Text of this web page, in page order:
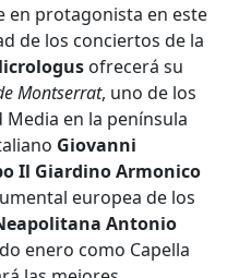
en protagonista en este
de los conciertos de la
ofrecerá su
Montserrat, uno de los
Media en la península
Giovanni
Il Giardino Armonico
europea de los
Antonio
enero como Capella